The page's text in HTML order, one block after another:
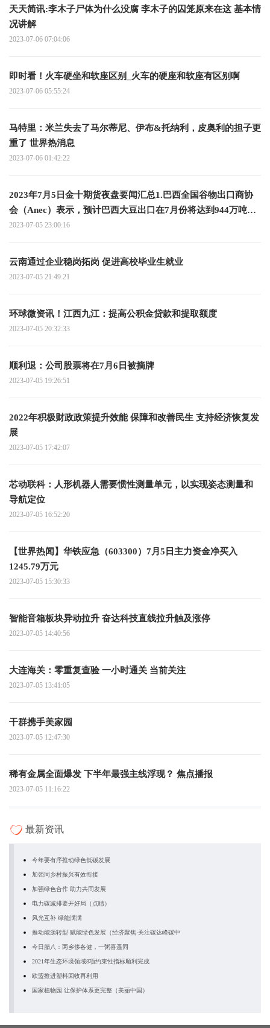
天天简讯:李木子尸体为什么没腐 李木子的囚笼原来在这 基本情
况讲解
2023-07-06 07:04:06
即时看！火车硬坐和软座区别_火车的硬座和软座有区别啊
2023-07-06 05:55:24
马特里：米兰失去了马尔蒂尼、伊布&托纳利，皮奥利的担子更
重了 世界热消息
2023-07-06 01:42:22
2023年7月5日金十期货夜盘要闻汇总1.巴西全国谷物出口商协
会（Anec）表示，预计巴西大豆出口在7月份将达到944万吨，
而去年同期为700万吨；预计巴西玉米出口在7月份达到634万
225万吨 全球关注
2023-07-05 23:00:16
云南通过企业稳岗拓岗 促进高校毕业生就业
2023-07-05 21:49:21
环球微资讯！江西九江：提高公积金贷款和提取额度
2023-07-05 20:32:33
顺利退：公司股票将在7月6日被摘牌
2023-07-05 19:26:51
2022年积极财政政策提升效能 保障和改善民生 支持经济恢复发
展
2023-07-05 17:42:07
芯动联科：人形机器人需要惯性测量单元，以实现姿态测量和
导航定位
2023-07-05 16:52:20
【世界热闻】华铁应急（603300）7月5日主力资金净买入
1245.79万元
2023-07-05 15:30:33
智能音箱板块异动拉升 奋达科技直线拉升触及涨停
2023-07-05 14:40:56
大连海关：零重复查验 一小时通关 当前关注
2023-07-05 13:41:05
干群携手美家园
2023-07-05 12:47:30
稀有金属全面爆发 下半年最强主线浮现？ 焦点播报
2023-07-05 11:16:22
最新资讯
今年要有序推动绿色低碳发展
加强同乡村振兴有效衔接
加强绿色合作 助力共同发展
电力碳减排要开好局（点睛）
风光互补 绿能满满
推动能源转型 赋能绿色发展（经济聚焦·关注碳达峰碳中
今日腊八：两乡侈各健，一粥喜遥同
2021年生态环境领域8项约束性指标顺利完成
欧盟推进塑料回收再利用
国家植物园 让保护体系更完整（美丽中国）